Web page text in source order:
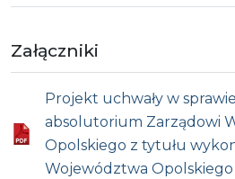
Załączniki
Projekt uchwały w
absolutorium Zarządowi
Opolskiego z tytułu
Województwa Opolskiego